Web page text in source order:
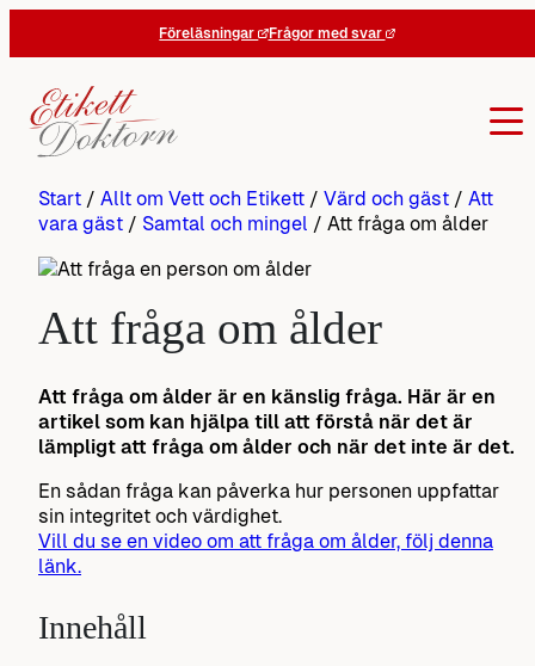
Föreläsningar Frågor med svar
Start / Allt om Vett och Etikett / Värd och gäst / Att
vara gäst / Samtal och mingel / Att fråga om ålder
Att fråga om ålder
Att fråga om ålder är en känslig fråga. Här är en
artikel som kan hjälpa till att förstå när det är
lämpligt att fråga om ålder och när det inte är det.
En sådan fråga kan påverka hur personen uppfattar
sin integritet och värdighet.
Vill du se en video om att fråga om ålder, följ denna
länk.
Innehåll